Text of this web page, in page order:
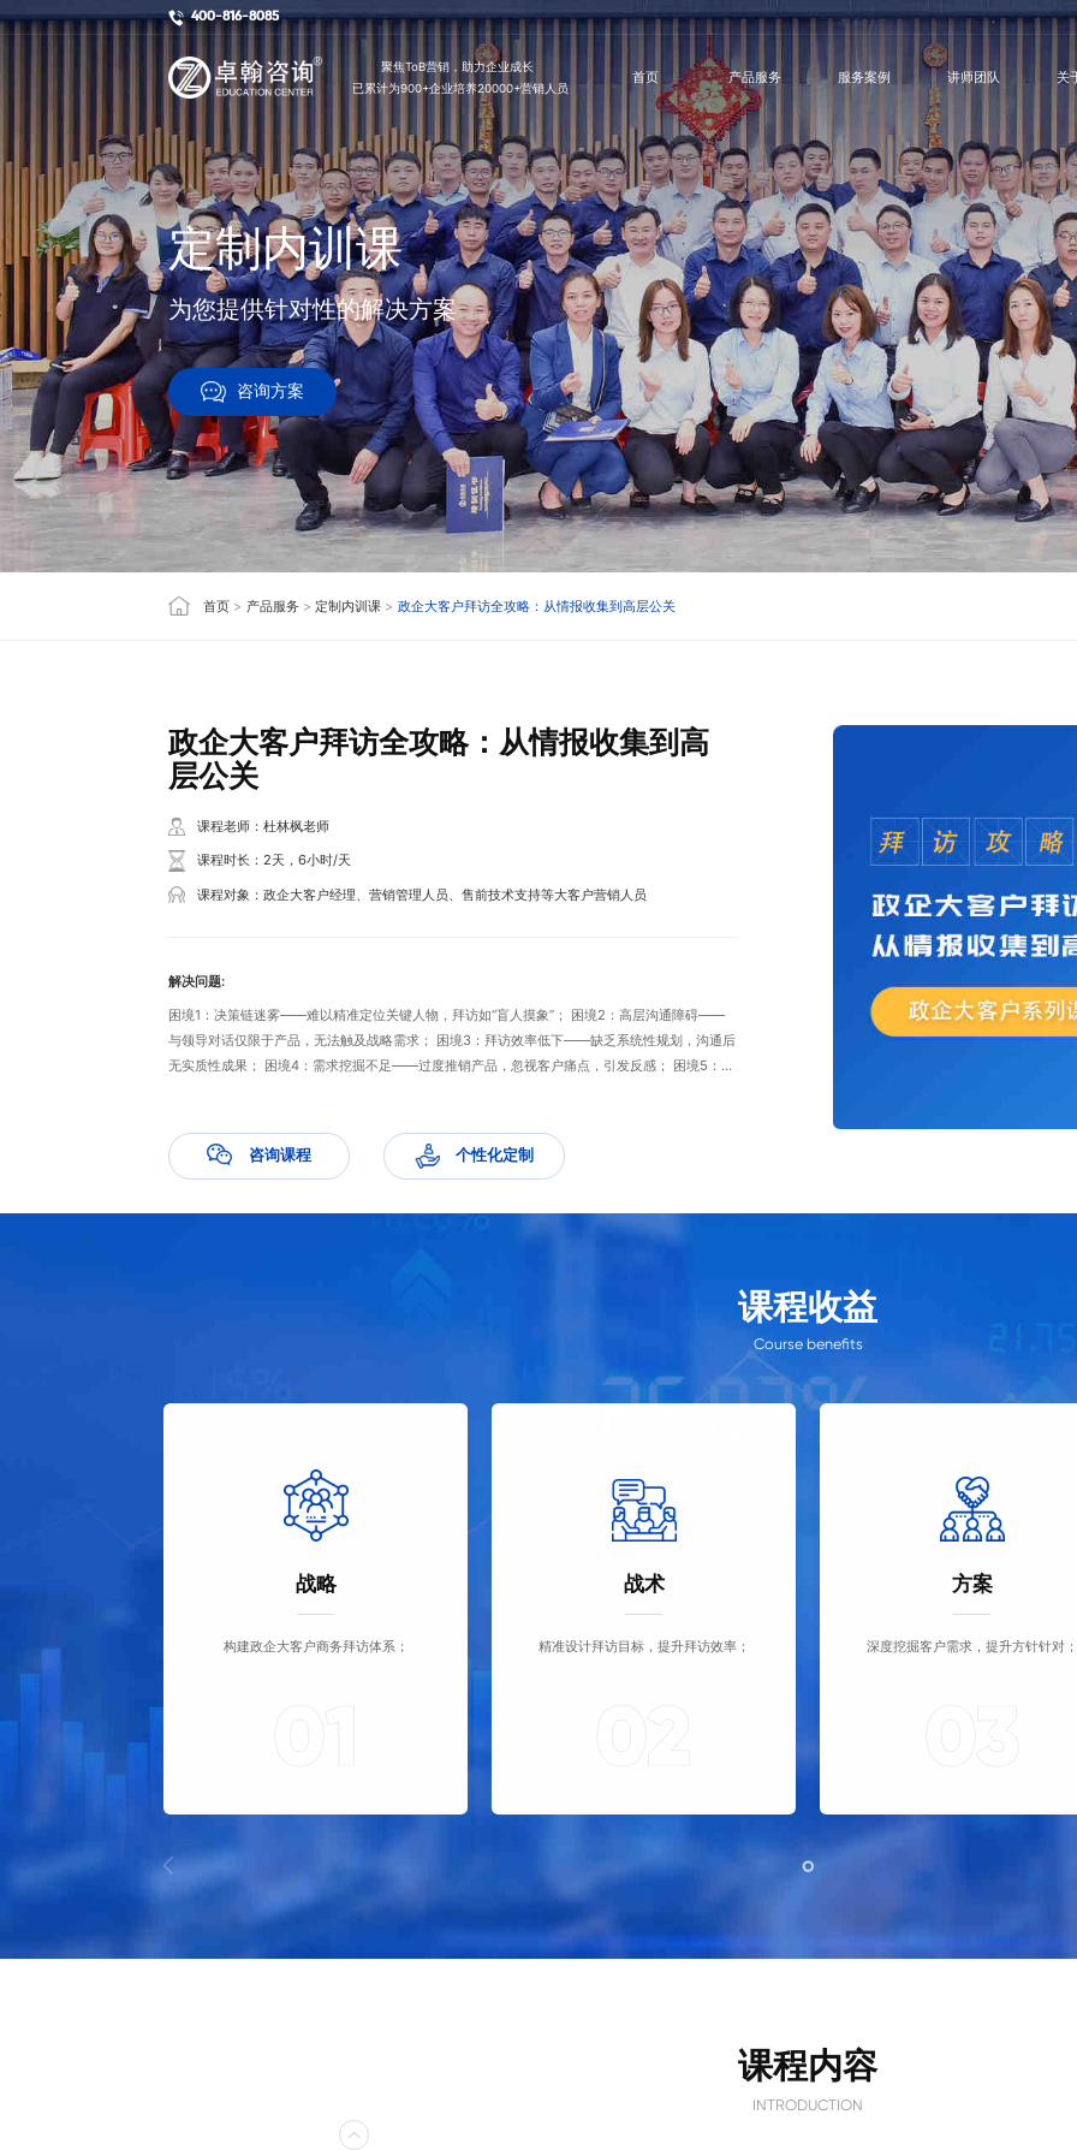
400-816-8085
已累计为900+企业培养20000+营销人员
首页 产品服务 服务案例 讲师团队 关
定制内训课
为您提供针对性的解决方案
咨询方案
首页 > 产品服务> 定制内训课 > 政企大客户拜访全攻略：从情报收集到高层公关
政企大客户拜访全攻略：从情报收集到高
层公关
课程老师：杜林枫老师
课程时长：2天，6小时/天
课程对象：政企大客户经理、营销管理人员、售前技术支持等大客户营销人员
解决问题:
困境1：决策链迷雾——难以精准定位关键人物，拜访如“盲人摸象”； 困境2：高层沟通障碍——
与领导对话仅限于产品，无法触及战略需求； 困境3：拜访效率低下——缺乏系统性规划，沟通后
无实质性成果； 困境4：需求挖掘不足——过度推销产品，忽视客户痛点，引发反感； 困境5：被
咨询课程 个性化定制
课程收益
Course benefits
战略
构建政企大客户商务拜访体系；
战术
精准设计拜访目标，提升拜访效率；
方案
深度挖掘客户需求，提升方针针对；
课程内容
INTRODUCTION